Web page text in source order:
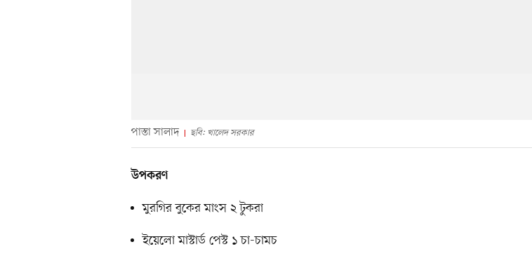
পাস্তা সালাদ ছবি: খালেদ সরকার
উপকরণ
মুরগির বুকের মাংস ২ টুকরা
ইয়েলো মাস্টার্ড পেস্ট ১ চা-চামচ